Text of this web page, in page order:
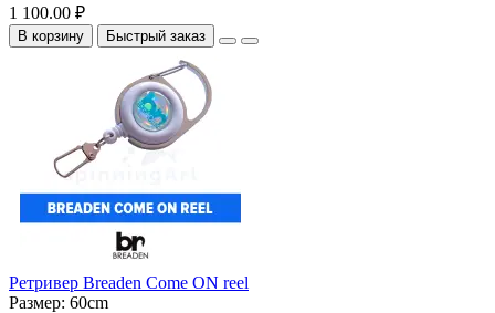
1 100.00 ₽
В корзину Быстрый заказ
Ретривер Breaden Come ON reel
Размер: 60cm